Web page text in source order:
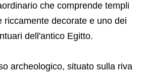
che comprende templi
riccamente decorate e uno dei
dell'antico Egitto.
archeologico, situato sulla riva